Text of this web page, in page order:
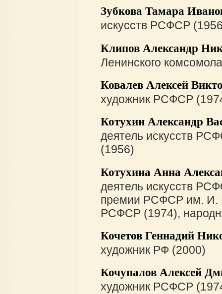
Зубкова Тамара
искусств РСФСР
Клипов Александр
Ленинского
Ковалев Алексей
художник РСФСР
Котухин Александр
деятель искусств
(1956)
Котухина Анна
деятель искусств
премии РСФСР им. И.
РСФСР (1974),
Кочетов Геннадий
художник РФ (2000)
Кочупалов Алексей
художник РСФСР